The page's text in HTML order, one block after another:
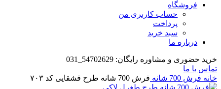
فروشگاه
حساب کاربری من
پرداخت
سبد خرید
درباره ما
خرید حضوری و مشاوره رایگان: 54702629_031
تماس با ما
خانه فرش 700 شانه فرش 700 شانه طرح قشقایی کد ۷۰۳